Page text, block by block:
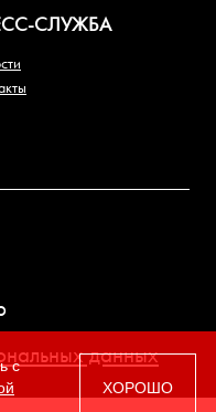
СЛУЖБА
данных
с
ХОРОШО